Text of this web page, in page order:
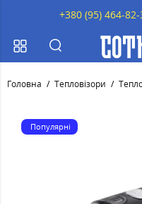
Головна Тепловізори
Популярні
+380 (95) 464-